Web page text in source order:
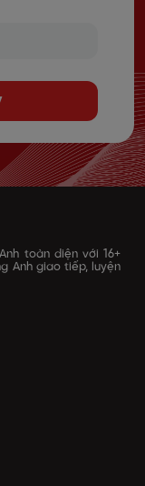
toàn diện với 16+
Anh giao tiếp, luyện